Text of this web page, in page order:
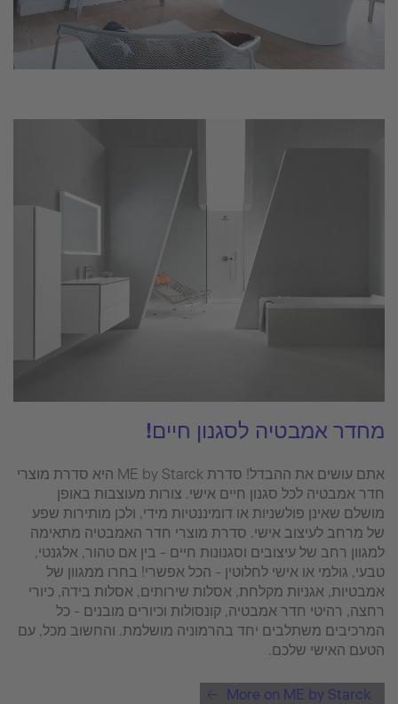
מחדר אמבטיה לסגנון חיים!
אתם עושים את ההבדל! סדרת ME by Starck היא סדרת מוצרי
חדר אמבטיה לכל סגנון חיים אישי. צורות מעוצבות באופן
מושלם שאינן פולשניות או דומיננטיות מידי, ולכן מותירות שפע
של מרחב לעיצוב אישי. סדרת מוצרי חדר האמבטיה מתאימה
למגוון רחב של עיצובים וסגנונות חיים - בין אם טהור, אלגנטי,
טבעי, גולמי או אישי לחלוטין - הכל אפשרי! בחרו ממגוון של
אמבטיות, אגניות מקלחת, אסלות שירותים, אסלות בידה, כיורי
רחצה, רהיטי חדר אמבטיה, קונסולות וכיורים מובנים - כל
המרכיבים משתלבים יחד בהרמוניה מושלמת. והחשוב מכל, עם
הטעם האישי שלכם.
More on ME by Starck